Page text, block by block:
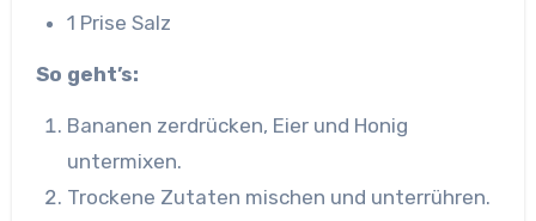
1 Prise Salz
So geht’s:
Bananen zerdrücken, Eier und Honig
untermixen.
Trockene Zutaten mischen und unterrühren.